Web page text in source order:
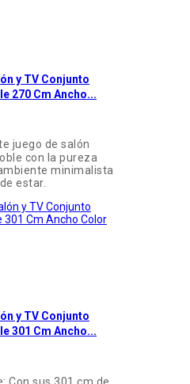
y TV Conjunto
270 Cm Ancho...
juego de salón
con la pureza
minimalista
estar.
y TV Conjunto
301 Cm Ancho...
Con sus 301 cm de